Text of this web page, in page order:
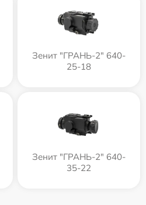
Зенит "ГРАНЬ-2" 640-
25-18
Зенит "ГРАНЬ-2" 640-
35-22